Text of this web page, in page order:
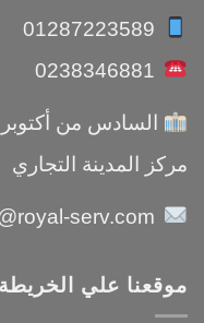
01287223589
0238346881
السادس من أكتوبر
مركز المدينة التجاري
serv.com
موقعنا علي الخريطة